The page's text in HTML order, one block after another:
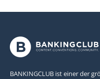
BANKINGCLUB ist einer der